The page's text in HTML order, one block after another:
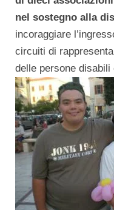
nel sostegno alla
incoraggiare
circuiti di
delle persone